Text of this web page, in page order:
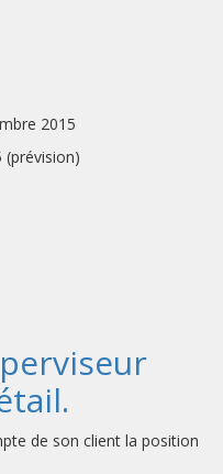
2015
de son client la position